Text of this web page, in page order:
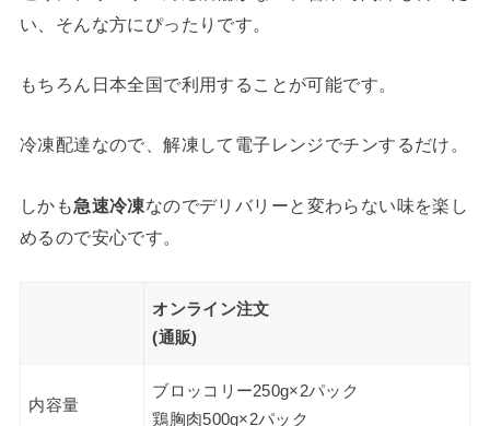
い、そんな方にぴったりです。
もちろん日本全国で利用することが可能です。
冷凍配達なので、解凍して電子レンジでチンするだけ。
しかも急速冷凍なのでデリバリーと変わらない味を楽し
めるので安心です。
オンライン注文
(通販)
内容量
ブロッコリー250g×2パック
鶏胸肉500g×2パック